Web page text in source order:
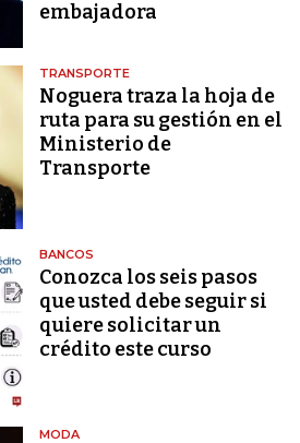
embajadora
TRANSPORTE
Noguera traza la hoja de
ruta para su gestión en el
Ministerio de
Transporte
BANCOS
Conozca los seis pasos
que usted debe seguir si
quiere solicitar un
crédito este curso
MODA